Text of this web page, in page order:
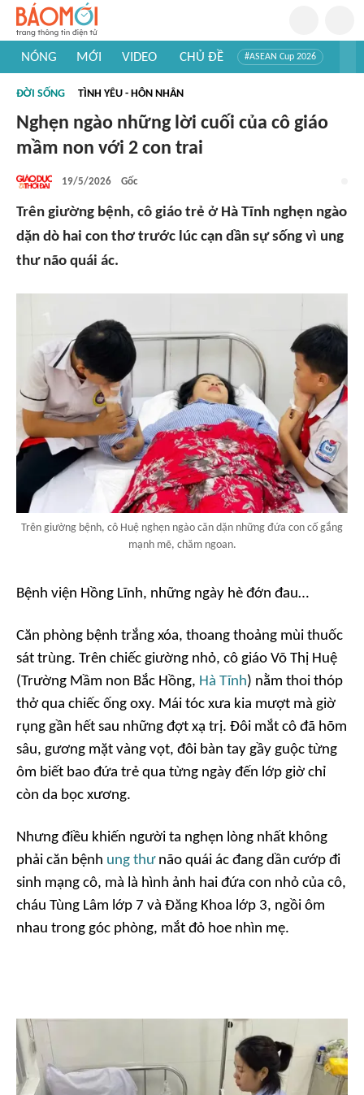
NÓNG MỚI VIDEO CHỦ ĐỀ #ASEAN Cup 2026
#Khám phá thế giới
ĐỜI SỐNG TÌNH YÊU - HÔN NHÂN
Nghẹn ngào những lời cuối của cô giáo
mầm non với 2 con trai
19/5/2026 Gốc
Trên giường bệnh, cô giáo trẻ ở Hà Tĩnh nghẹn ngào
dặn dò hai con thơ trước lúc cạn dần sự sống vì ung
thư não quái ác.
Trên giường bệnh, cô Huệ nghẹn ngào căn dặn những đứa con cố gắng
mạnh mẽ, chăm ngoan.
Bệnh viện Hồng Lĩnh, những ngày hè đớn đau…
Căn phòng bệnh trắng xóa, thoang thoảng mùi thuốc
sát trùng. Trên chiếc giường nhỏ, cô giáo Võ Thị Huệ
(Trường Mầm non Bắc Hồng, Hà Tĩnh) nằm thoi thóp
thở qua chiếc ống oxy. Mái tóc xưa kia mượt mà giờ
rụng gần hết sau những đợt xạ trị. Đôi mắt cô đã hõm
sâu, gương mặt vàng vọt, đôi bàn tay gầy guộc từng
ôm biết bao đứa trẻ qua từng ngày đến lớp giờ chỉ
còn da bọc xương.
Nhưng điều khiến người ta nghẹn lòng nhất không
phải căn bệnh ung thưnão quái ác đang dần cướp đi
sinh mạng cô, mà là hình ảnh hai đứa con nhỏ của cô,
cháu Tùng Lâm lớp 7 và Đăng Khoa lớp 3, ngồi ôm
nhau trong góc phòng, mắt đỏ hoe nhìn mẹ.